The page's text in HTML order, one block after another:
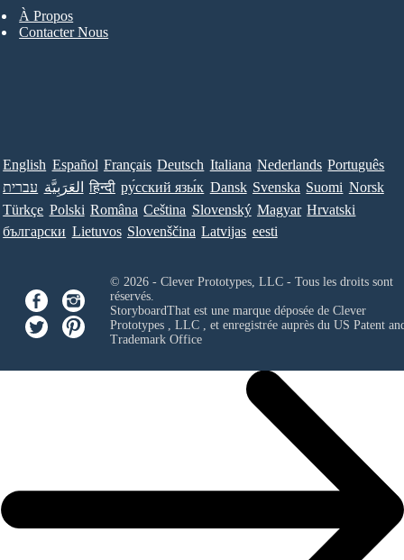
À Propos
Contacter Nous
English Español Français Deutsch Italiana Nederlands Português
עברית العَرَبِيَّة हिन्दी ру́сский язы́к Dansk Svenska Suomi Norsk
Türkçe Polski Româna Ceština Slovenský Magyar Hrvatski
български Lietuvos Slovenščina Latvijas eesti
© 2026 - Clever Prototypes, LLC - Tous les droits sont
réservés.
StoryboardThat est une marque déposée de Clever
Prototypes , LLC, et enregistrée auprès du US Patent
Trademark Office